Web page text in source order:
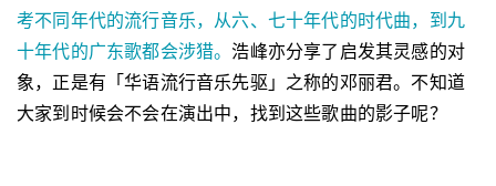
考不同年代的流行音乐，从六、七十年代的时代曲，到九
十年代的广东歌都会涉猎。 浩峰亦分享了启发其灵感的对
象，正是有「华语流行音乐先驱」之称的邓丽君。不知道
大家到时候会不会在演出中，找到这些歌曲的影子呢？